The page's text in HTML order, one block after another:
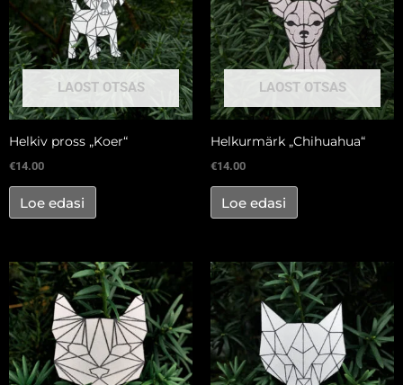
LAOST OTSAS
Helkiv pross „Koer“
€14.00
Loe edasi
LAOST OTSAS
Helkurmärk „Chihuahua“
€14.00
Loe edasi